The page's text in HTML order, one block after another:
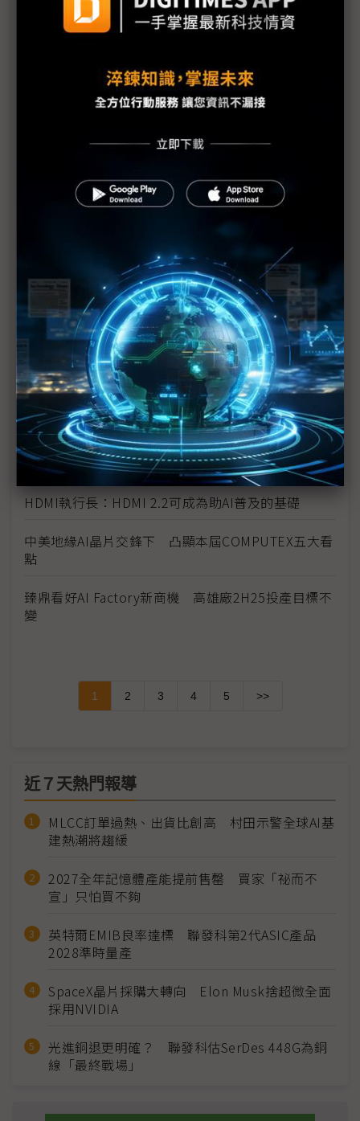
《不具名消息》EP17：川普專挑軟「蘋果」吃？電腦
展的Showgirl呢？
Tech666：【產業觀察小教室】COMPUTEX 2025觀
察，x86光環褪去後，Arm陣營將崛起？
英特爾陳立武的三支箭｜《科技中心點》EP55
建碁COMPUTEX展Edge IPC新品 打造高效AI科技
執法方案
黃仁勳直言AI晶片管制錯誤 業界示警：對美弊大於
台廠參戰人形機器人 供應鏈看好鴻海、和碩拔頭籌
《科技聽IC》COMPUTEX 2025今年的新商機？
Synaptics副總裁：多元產品、自主IP助攻自家MCU
卡位邊緣AI
HDMI執行長：HDMI 2.2可成為助AI普及的基礎
中美地緣AI晶片交鋒下 凸顯本屆COMPUTEX五大看
點
臻鼎看好AI Factory新商機 高雄廠2H25投產目標不
變
1 2 3 4 5 >>
近７天熱門報導
MLCC訂單過熱、出貨比創高 村田示警全球AI基
建熱潮將趨緩
2027全年記憶體產能提前售罄 買家「祕而不
宣」只怕買不夠
英特爾EMIB良率達標 聯發科第2代ASIC產品
2028準時量產
SpaceX晶片採購大轉向 Elon Musk捨超微全面
採用NVIDIA
光進銅退更明確？ 聯發科估SerDes 448G為銅
線「最終戰場」